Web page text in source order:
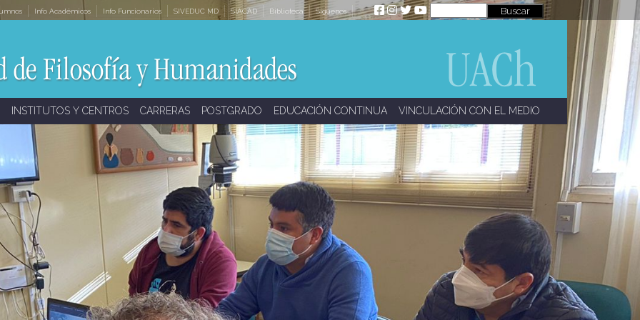
Info Académicos Info Funcionarios SIVEDUC MD SIACAD Biblioteca Síguenos
INSTITUTOS Y CENTROS CARRERAS POSTGRADO EDUCACIÓN CONTINUA VINCULACIÓN CON EL MEDIO